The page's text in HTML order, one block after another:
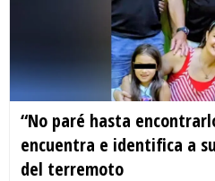
“No paré hasta
encuentra e identifica a
del terremoto